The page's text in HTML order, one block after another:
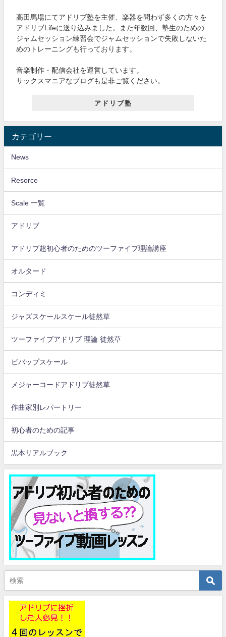
高田馬場にてアドリブ塾を主催、楽器を問わず多くの方々を
アドリブLifeに送り込みました。また年数回、塾生のための
ジャムセッション練習会でジャムセッションで失敗しないた
めのトレーニングも行っております。
音楽制作・配信会社を運営しています。
サックスマニアなブログも是非ご覧ください。
アドリブ塾
カテゴリー
News
Resorce
Scale 一覧
アドリブ
アドリブ超初心者のためのツーファイブ理論講座
オルタード
コンディミ
ジャズスケールスケール徒然草
ツーファイブアドリブ 理論 徒然草
ビバップスケール
メジャーコードアドリブ徒然草
作曲家別レパートリー
初心者のための記事
黒本リアルブック